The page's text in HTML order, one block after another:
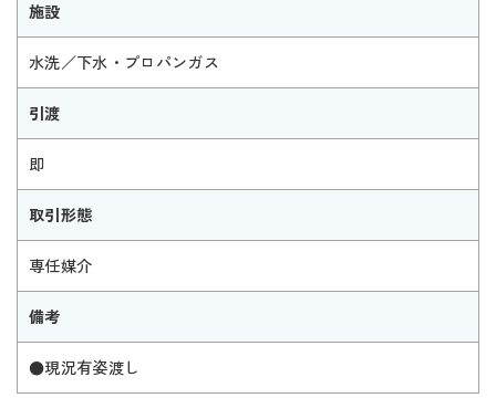
施設
水洗／下水・プロパンガス
引渡
即
取引形態
専任媒介
備考
●現況有姿渡し